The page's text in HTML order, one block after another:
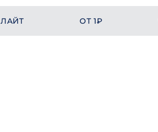
ЛАЙТ ОТ 1₽